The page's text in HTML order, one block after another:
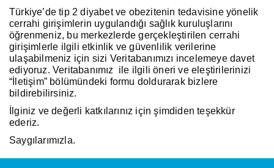
Türkiye’de tip 2 diyabet ve obezitenin tedavisine yönelik
cerrahi girişimlerin uygulandığı sağlık kuruluşlarını
öğrenmeniz, bu merkezlerde gerçekleştirilen cerrahi
girişimlerle ilgili etkinlik ve güvenlilik verilerine
ulaşabilmeniz için sizi Veritabanımızı incelemeye davet
ediyoruz. Veritabanımız ile ilgili öneri ve eleştirilerinizi
“İletişim” bölümündeki formu doldurarak bizlere
bildirebilirsiniz.
İlginiz ve değerli katkılarınız için şimdiden teşekkür
ederiz.
Saygılarımızla.